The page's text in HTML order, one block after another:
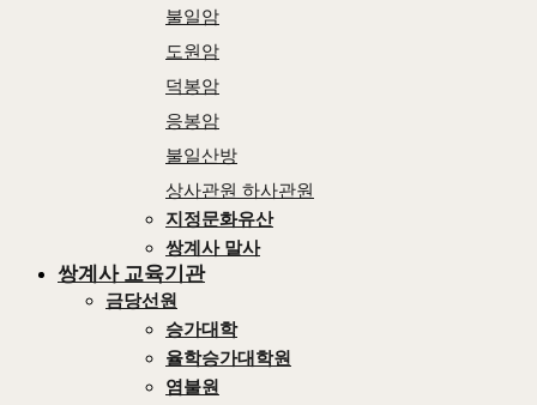
불일암
도원암
덕봉암
응봉암
불일산방
상사관원 하사관원
지정문화유산
쌍계사 말사
쌍계사 교육기관
금당선원
승가대학
율학승가대학원
염불원